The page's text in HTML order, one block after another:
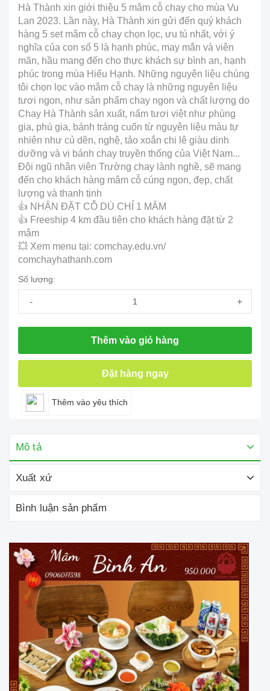
Hà Thành xin giới thiệu 5 mâm cỗ chay cho mùa Vu
Lan 2023. Lần này, Hà Thành xin gửi đến quý khách
hàng 5 set mâm cỗ chay chọn lọc, ưu tú nhất, với ý
nghĩa của con số 5 là hạnh phúc, may mắn và viên
mãn, hầu mang đến cho thực khách sự bình an, hạnh
phúc trong mùa Hiếu Hạnh. Những nguyên liệu chúng
tôi chọn lọc vào mâm cỗ chay là những nguyên liệu
tươi ngon, như sản phẩm chay ngon và chất lượng do
Chay Hà Thành sản xuất, nấm tươi việt như phùng
gia, phú gia, bánh tráng cuốn từ nguyên liệu màu tự
nhiên như củ dền, nghệ, tảo xoắn chi lê giàu dinh
dưỡng và vị bánh chay truyền thống của Việt Nam...
Đội ngũ nhân viên Trường chay lành nghề, sẽ mang
đến cho khách hàng mâm cỗ cúng ngon, đẹp, chất
lượng và thanh tịnh
👍 NHẬN ĐẶT CỖ DÙ CHỈ 1 MÂM
👍 Freeship 4 km đầu tiên cho khách hàng đặt từ 2
mâm
💥 Xem menu tại: comchay.edu.vn/
comchayhathanh.com
Số lượng:
- +
Thêm vào giỏ hàng
Đặt hàng ngay
Thêm vào yêu thích
Mô tả
Xuất xứ
Bình luận sản phẩm